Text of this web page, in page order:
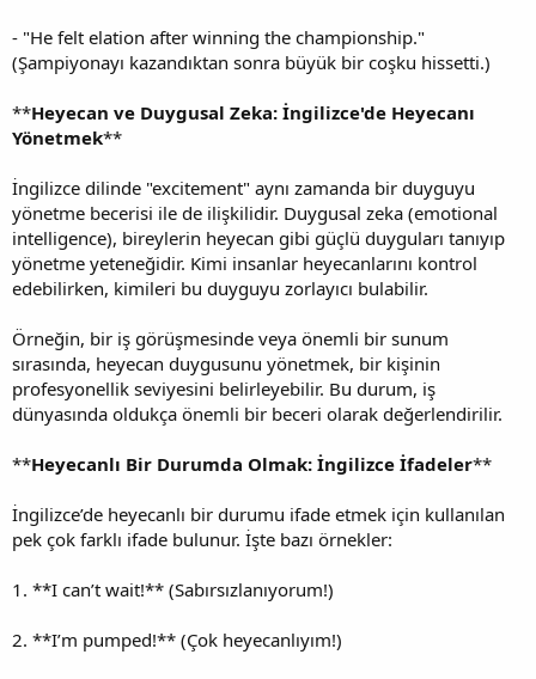
- "He felt elation after winning the championship."
(Şampiyonayı kazandıktan sonra büyük bir coşku hissetti.)
**Heyecan ve Duygusal Zeka: İngilizce'de Heyecanı
Yönetmek**
İngilizce dilinde "excitement" aynı zamanda bir duyguyu
yönetme becerisi ile de ilişkilidir. Duygusal zeka (emotional
intelligence), bireylerin heyecan gibi güçlü duyguları tanıyıp
yönetme yeteneğidir. Kimi insanlar heyecanlarını kontrol
edebilirken, kimileri bu duyguyu zorlayıcı bulabilir.
Örneğin, bir iş görüşmesinde veya önemli bir sunum
sırasında, heyecan duygusunu yönetmek, bir kişinin
profesyonellik seviyesini belirleyebilir. Bu durum, iş
dünyasında oldukça önemli bir beceri olarak değerlendirilir.
**Heyecanlı Bir Durumda Olmak: İngilizce İfadeler**
İngilizce’de heyecanlı bir durumu ifade etmek için kullanılan
pek çok farklı ifade bulunur. İşte bazı örnekler:
1. **I can’t wait!** (Sabırsızlanıyorum!)
2. **I’m pumped!** (Çok heyecanlıyım!)